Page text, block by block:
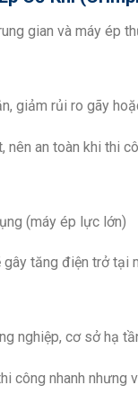
gian và máy ép
giảm rủi ro gãy
nên an toàn khi thi
(máy ép lực lớn)
gây tăng điện trở tại
nghiệp, cơ sở hạ
công nhanh nhưng